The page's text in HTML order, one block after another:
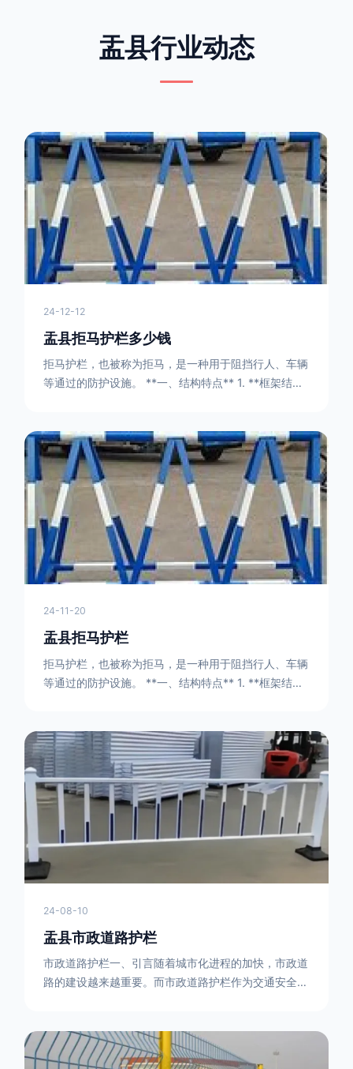
盂县行业动态
24-12-12
盂县拒马护栏多少钱
拒马护栏，也被称为拒马，是一种用于阻挡行人、车辆
等通过的防护设施。 **一、结构特点** 1. **框架结构
方形的框架组合。这些框架相互连接，形成一个稳定的
结构，能够承受一定的冲击力。例如，在一些临时交通
管制的现场，三角形框架的拒马护栏可以很方便地拼接
在一起，像一个个小的三角锥形状的结构单
24-11-20
盂县拒马护栏
拒马护栏，也被称为拒马，是一种用于阻挡行人、车辆
等通过的防护设施。 **一、结构特点** 1. **框架结构
方形的框架组合。这些框架相互连接，形成一个稳定的
结构，能够承受一定的冲击力。例如，在一些临时交通
管制的现场，三角形框架的拒马护栏可以很方便地拼接
在一起，像一个个小的三角锥形状的结构单
24-08-10
盂县市政道路护栏
市政道路护栏一、引言随着城市化进程的加快，市政道
路的建设越来越重要。而市政道路护栏作为交通安全的
的功能防护功能：市政道路护栏的主要功能是防止车辆
失控，保护行人安全。它可以有效地阻止因驾驶员疏忽